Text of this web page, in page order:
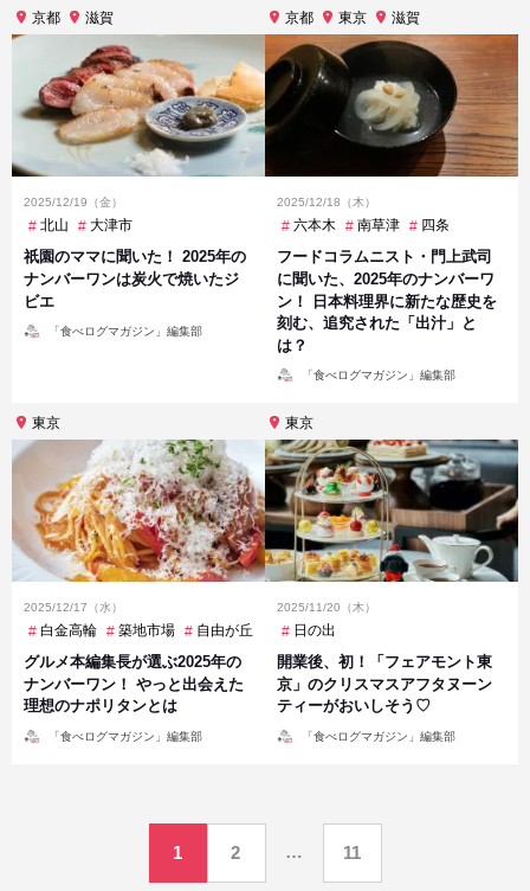
京都 滋賀
2025/12/19（金）
北山 大津市
祇園のママに聞いた！ 2025年の
ナンバーワンは炭火で焼いたジ
ビエ
「食べログマガジン」編集部
京都 東京 滋賀
2025/12/18（木）
六本木 南草津 四条
フードコラムニスト・門上武司
に聞いた、2025年のナンバーワ
ン！ 日本料理界に新たな歴史を
刻む、追究された「出汁」と
は？
「食べログマガジン」編集部
東京
2025/12/17（水）
白金高輪 築地市場 自由が丘
グルメ本編集長が選ぶ2025年の
ナンバーワン！ やっと出会えた
理想のナポリタンとは
「食べログマガジン」編集部
東京
2025/11/20（木）
日の出
開業後、初！「フェアモント東
京」のクリスマスアフタヌーン
ティーがおいしそう♡
「食べログマガジン」編集部
1 2 … 11